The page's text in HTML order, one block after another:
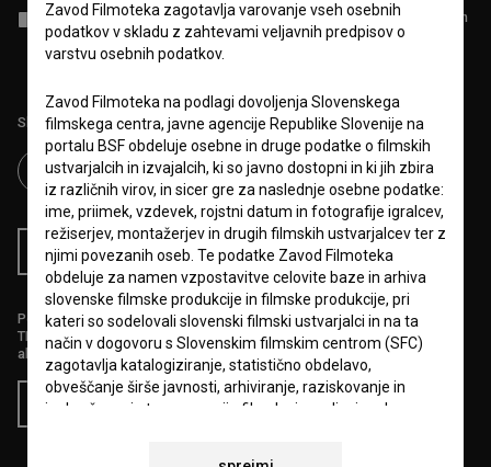
Sprejemamsplošne pogojein dajemsoglasjeza zbiranje, hrambo in
obdelavo osebnih podatkov.
Sledite nam na:
RSS novice RSS dogodki
Podprite nas z donacijo na
TRR: SI56 6100 0001 5706 684,
ali s kreditno kartico:
Doniraj
Zavod Filmoteka zagotavlja varovanje vseh osebnih
podatkov v skladu z zahtevami veljavnih predpisov o
varstvu osebnih podatkov.
Zavod Filmoteka na podlagi dovoljenja Slovenskega
filmskega centra, javne agencije Republike Slovenije na
portalu BSF obdeluje osebne in druge podatke o filmskih
ustvarjalcih in izvajalcih, ki so javno dostopni in ki jih zbira
iz različnih virov, in sicer gre za naslednje osebne podatke:
ime, priimek, vzdevek, rojstni datum in fotografije igralcev,
režiserjev, montažerjev in drugih filmskih ustvarjalcev ter z
njimi povezanih oseb. Te podatke Zavod Filmoteka
obdeluje za namen vzpostavitve celovite baze in arhiva
slovenske filmske produkcije in filmske produkcije, pri
kateri so sodelovali slovenski filmski ustvarjalci in na ta
način v dogovoru s Slovenskim filmskim centrom (SFC)
zagotavlja katalogiziranje, statistično obdelavo,
obveščanje širše javnosti, arhiviranje, raziskovanje in
izobraževanje ter promocijo filmske in avdiovizualne